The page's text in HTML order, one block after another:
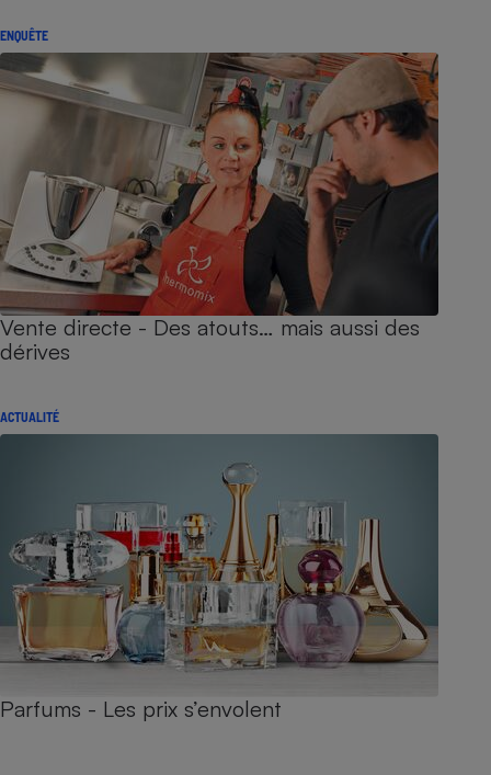
ENQUÊTE
Vente directe - Des atouts… mais aussi des
dérives
ACTUALITÉ
Parfums - Les prix s’envolent